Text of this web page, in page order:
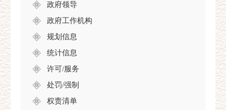
政府领导
政府工作机构
规划信息
统计信息
许可/服务
处罚/强制
权责清单